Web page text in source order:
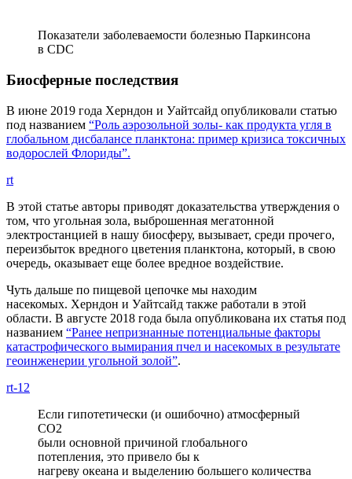
Показатели заболеваемости болезнью Паркинсона
в CDC
Биосферные последствия
В июне 2019 года Херндон и Уайтсайд опубликовали статью
под названием “Роль аэрозольной золы- как продукта угля в
глобальном дисбалансе планктона: пример кризиса токсичных
водорослей Флориды”.
rt
В этой статье авторы приводят доказательства утверждения о
том, что угольная зола, выброшенная мегатонной
электростанцией в нашу биосферу, вызывает, среди прочего,
переизбыток вредного цветения планктона, который, в свою
очередь, оказывает еще более вредное воздействие.
Чуть дальше по пищевой цепочке мы находим
насекомых. Херндон и Уайтсайд также работали в этой
области. В августе 2018 года была опубликована их статья под
названием “Ранее непризнанные потенциальные факторы
катастрофического вымирания пчел и насекомых в результате
геоинженерии угольной золой”.
rt-12
Если гипотетически (и ошибочно) атмосферный
CO2
были основной причиной глобального
потепления, это привело бы к
нагреву океана и выделению большего количества